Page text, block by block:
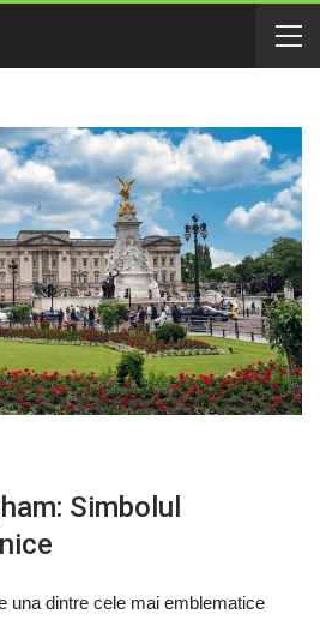
Simbolul
una dintre cele mai emblematice